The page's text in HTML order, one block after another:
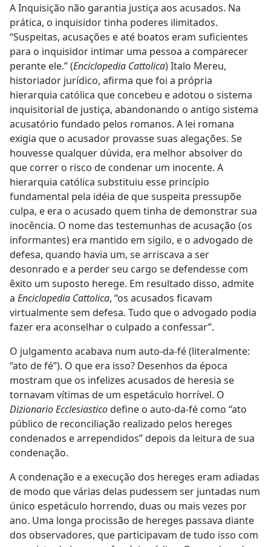
A Inquisição não garantia justiça aos acusados. Na
prática, o inquisidor tinha poderes ilimitados.
“Suspeitas, acusações e até boatos eram suficientes
para o inquisidor intimar uma pessoa a comparecer
perante ele.” (Enciclopedia Cattolica) Italo Mereu,
historiador jurídico, afirma que foi a própria
hierarquia católica que concebeu e adotou o sistema
inquisitorial de justiça, abandonando o antigo sistema
acusatório fundado pelos romanos. A lei romana
exigia que o acusador provasse suas alegações. Se
houvesse qualquer dúvida, era melhor absolver do
que correr o risco de condenar um inocente. A
hierarquia católica substituiu esse princípio
fundamental pela idéia de que suspeita pressupõe
culpa, e era o acusado quem tinha de demonstrar sua
inocência. O nome das testemunhas de acusação (os
informantes) era mantido em sigilo, e o advogado de
defesa, quando havia um, se arriscava a ser
desonrado e a perder seu cargo se defendesse com
êxito um suposto herege. Em resultado disso, admite
a Enciclopedia Cattolica, “os acusados ficavam
virtualmente sem defesa. Tudo que o advogado podia
fazer era aconselhar o culpado a confessar”.
O julgamento acabava num auto-da-fé (literalmente:
“ato de fé”). O que era isso? Desenhos da época
mostram que os infelizes acusados de heresia se
tornavam vítimas de um espetáculo horrível. O
Dizionario Ecclesiasticodefine o auto-da-fé como “ato
público de reconciliação realizado pelos hereges
condenados e arrependidos” depois da leitura de sua
condenação.
A condenação e a execução dos hereges eram adiadas
de modo que várias delas pudessem ser juntadas num
único espetáculo horrendo, duas ou mais vezes por
ano. Uma longa procissão de hereges passava diante
dos observadores, que participavam de tudo isso com